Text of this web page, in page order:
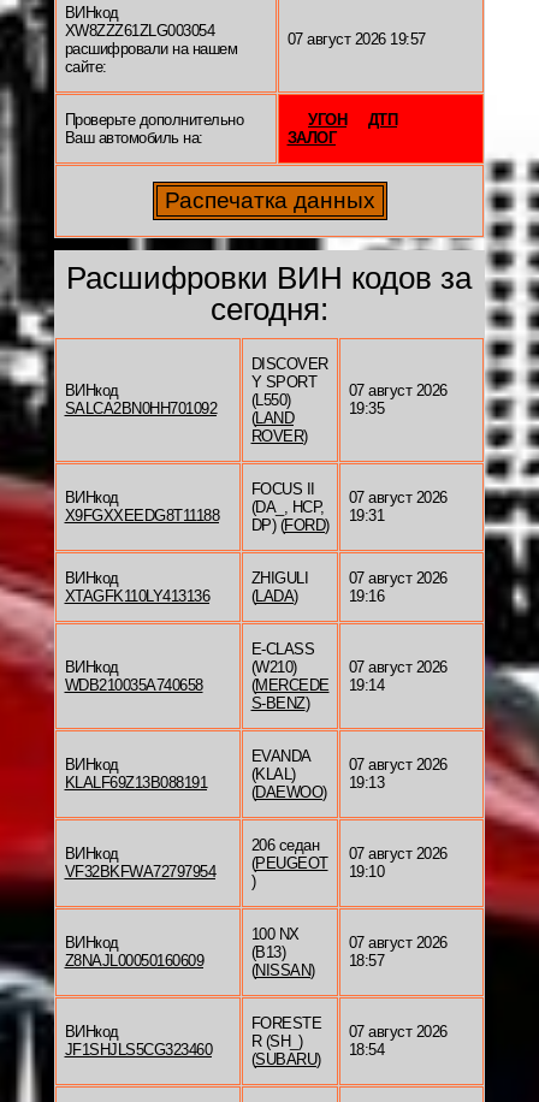
ВИНкод
XW8ZZZ61ZLG003054
расшифровали на нашем
сайте:
07 август 2026 19:57
Проверьте дополнительно
Ваш автомобиль на:
УГОН
ДТП
ЗАЛОГ
Расшифровки ВИН кодов за
сегодня:
ВИНкод
SALCA2BN0HH701092
DISCOVER
Y SPORT
(L550)
(LAND
ROVER)
07 август 2026
19:35
ВИНкод
X9FGXXEEDG8T11188
FOCUS II
(DA_, HCP,
DP) (FORD)
07 август 2026
19:31
ВИНкод
XTAGFK110LY413136
ZHIGULI
(LADA)
07 август 2026
19:16
ВИНкод
WDB210035A740658
E-CLASS
(W210)
(MERCEDE
S-BENZ)
07 август 2026
19:14
ВИНкод
KLALF69Z13B088191
EVANDA
(KLAL)
(DAEWOO)
07 август 2026
19:13
ВИНкод
VF32BKFWA72797954
206 седан
(PEUGEOT
)
07 август 2026
19:10
ВИНкод
Z8NAJL00050160609
100 NX
(B13)
(NISSAN)
07 август 2026
18:57
ВИНкод
JF1SHJLS5CG323460
FORESTE
R (SH_)
(SUBARU)
07 август 2026
18:54